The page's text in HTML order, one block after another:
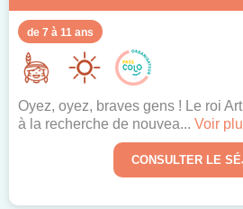
de 7 à 11 ans
Oyez, oyez, braves gens ! Le roi
à la recherche de nouvea... Voir
CONSULTER LE